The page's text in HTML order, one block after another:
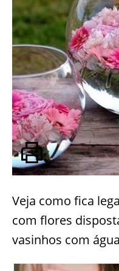
Veja como fica
com flores
vasinhos com